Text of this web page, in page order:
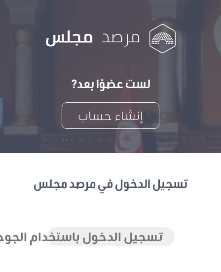
لست عضوًا بعد?
إنشاء حساب
تسجيل الدخول في مرصد مجلس
تسجيل الدخول باستخدام الجوجل